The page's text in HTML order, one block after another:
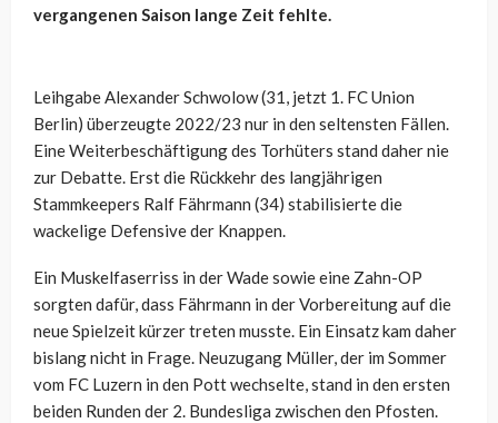
vergangenen Saison lange Zeit fehlte.
Leihgabe Alexander Schwolow (31, jetzt 1. FC Union
Berlin) überzeugte 2022/23 nur in den seltensten Fällen.
Eine Weiterbeschäftigung des Torhüters stand daher nie
zur Debatte. Erst die Rückkehr des langjährigen
Stammkeepers Ralf Fährmann (34) stabilisierte die
wackelige Defensive der Knappen.
Ein Muskelfaserriss in der Wade sowie eine Zahn-OP
sorgten dafür, dass Fährmann in der Vorbereitung auf die
neue Spielzeit kürzer treten musste. Ein Einsatz kam daher
bislang nicht in Frage. Neuzugang Müller, der im Sommer
vom FC Luzern in den Pott wechselte, stand in den ersten
beiden Runden der 2. Bundesliga zwischen den Pfosten.